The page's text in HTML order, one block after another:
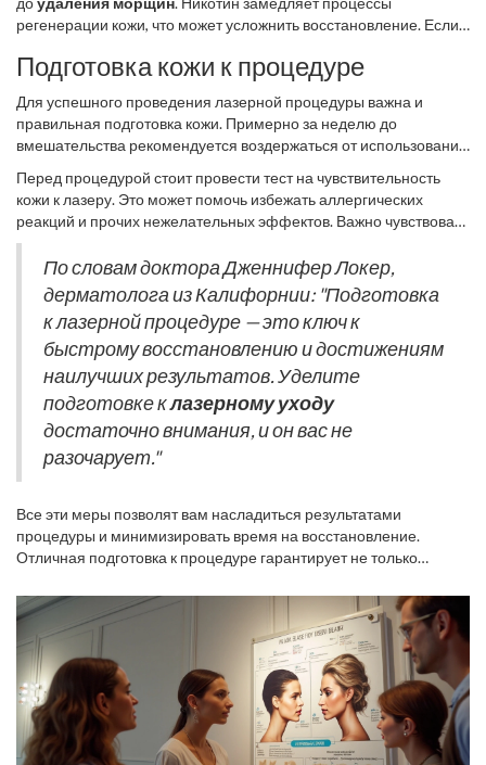
стоит воздержаться от посещения соляриев и использования
автозагаров. Неподготовленность к данным аспектам может
увеличить риск постлазерной гиперпигментации.
регенерации кожи, что может усложнить восстановление. Если
косметологом. Некоторые медикаменты способны влиять на
нежелательные последствия. Также рекомендуется остановить
приём антидепрессантов и нестероидных
противовоспалительных средств за несколько дней до
процедуры.
Подготовка кожи к процедуре
Для успешного проведения лазерной процедуры важна и
правильная подготовка кожи. Примерно за неделю до
вмешательства рекомендуется воздержаться от использования
кислотные пилинги. Они могут ослабить защитный барьер кожи
и привести к раздражению после воздействия лазера. Вместо
этого лучше использовать питательные и увлажняющие
Перед процедурой стоит провести тест на чувствительность
кожи к лазеру. Это может помочь избежать аллергических
реакций и прочих нежелательных эффектов. Важно чувствовать
уверенность и безопасность перед началом любого
косметического вмешательства.
По словам доктора Дженнифер Локер,
дерматолога из Калифорнии: "Подготовка
к лазерной процедуре — это ключ к
быстрому восстановлению и достижениям
наилучших результатов. Уделите
подготовке клазерному уходу
достаточно внимания, и он вас не
разочарует."
Все эти меры позволят вам насладиться результатами
процедуры и минимизировать время на восстановление.
Отличная подготовка к процедуре гарантирует не только
омоложения кожи.